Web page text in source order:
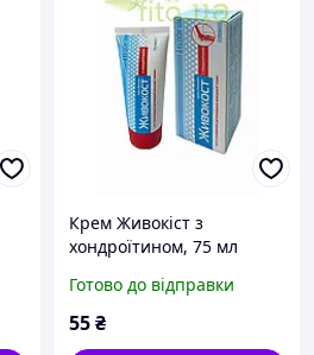
Крем Живокіст з
хондроїтином, 75 мл
Готово до відправки
55₴